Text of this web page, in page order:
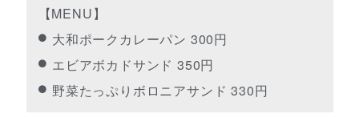
【MENU】
大和ポークカレーパン 300円
エビアボカドサンド 350円
野菜たっぷりボロニアサンド 330円